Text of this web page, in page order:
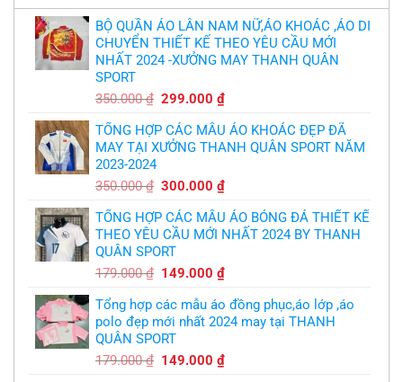
trích
cầu
thủ,
thừa
nhận
sự
thật
chát
bầy
quỷ
nhỏ
và
in
bóng
chuyền
theo
yêu
,thiết
free
BỘ QUẦN ÁO LÂN NAM NỮ,ÁO KHOÁC ,ÁO DI
CHUYỂN THIẾT KẾ THEO YÊU CẦU MỚI
NHẤT 2024 -XƯỞNG MAY THANH QUÂN
SPORT
350.000₫ Giá
là:
350.000 ₫.
299.000₫Giá
tại
là:
TỔNG HỢP CÁC MẪU ÁO KHOÁC ĐẸP ĐÃ
MAY TẠI XƯỞNG THANH QUÂN SPORT NĂM
2023-2024
350.000₫ Giá
là:
350.000 ₫.
300.000₫Giá
tại
là:
TỔNG HỢP CÁC MẪU ÁO BÓNG ĐÁ THIẾT KẾ
THEO YÊU CẦU MỚI NHẤT 2024 BY THANH
QUÂN SPORT
179.000₫ Giá
là:
179.000 ₫.
149.000₫Giá
tại
là:
Tổng hợp các mẫu áo đồng phục,áo lớp ,áo
polo đẹp mới nhất 2024 may tại THANH
QUÂN SPORT
179.000₫ Giá
149.000₫Giá